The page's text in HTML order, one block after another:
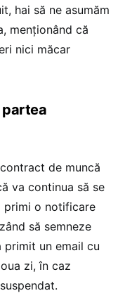
hai să ne asumăm
menționând că
nici măcar
partea
de muncă
va continua să se
primi o notificare
să semneze
primit un email cu
zi, în caz